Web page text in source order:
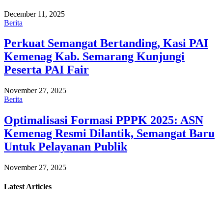
December 11, 2025
Berita
Perkuat Semangat Bertanding, Kasi PAI
Kemenag Kab. Semarang Kunjungi
Peserta PAI Fair
November 27, 2025
Berita
Optimalisasi Formasi PPPK 2025: ASN
Kemenag Resmi Dilantik, Semangat Baru
Untuk Pelayanan Publik
November 27, 2025
Latest Articles